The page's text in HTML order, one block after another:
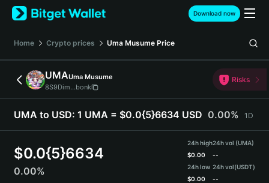
English
日本語
Español (Latinoamérica)
Türkçe
Deutsch
繁體中文
Português (Portugal)
Download now
Home Crypto prices Uma Musume Price
UMAUma Musume
8S9Dim...bonk
Risks
UMA to USD: 1 UMA = $0.0{5}6634 USD 0.00% 1D
$0.0{5}6634
0.00%
24h high
$0.00
24h low
$0.00
24h vol (UMA)
--
24h vol(USDT)
--